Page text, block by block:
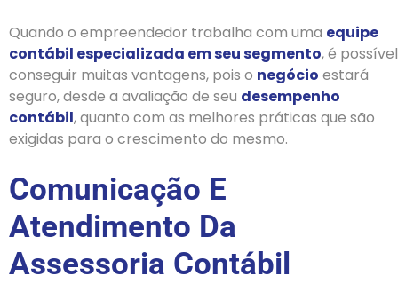
Quando o empreendedor trabalha com uma equipe
contábil especializada em seu segmento, é possível
conseguir muitas vantagens, pois o negócio estará
seguro, desde a avaliação de seu desempenho
contábil, quanto com as melhores práticas que são
exigidas para o crescimento do mesmo.
Comunicação E
Atendimento Da
Assessoria Contábil